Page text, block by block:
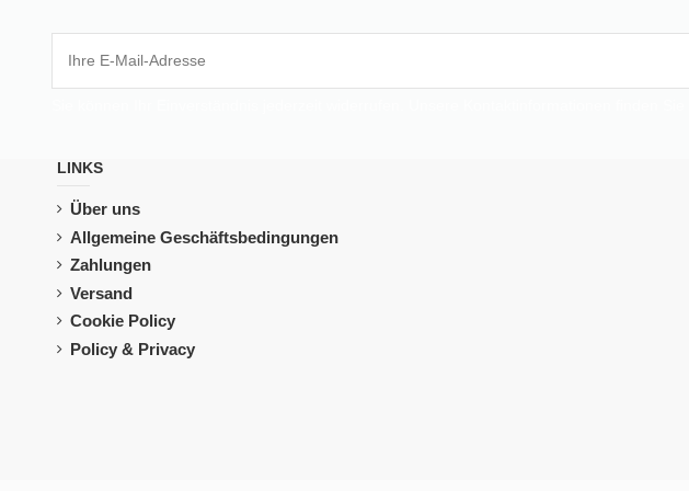
LINKS
Über uns
Allgemeine Geschäftsbedingungen
Zahlungen
Versand
Cookie Policy
Policy & Privacy